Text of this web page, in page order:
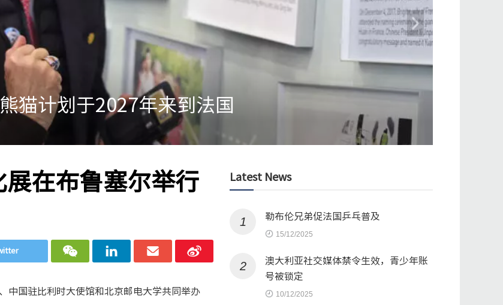
款勃艮第IGP葡萄酒，对法国苜蓿亦有兴趣
在布鲁塞尔举行
中国驻比利时大使馆和北京邮电大学共同举办
Latest News
1 勒布伦兄弟促法国乒乓普及
15/12/2025
2
澳大利亚社交媒体禁令生效，青少年账
号被锁定
10/12/2025